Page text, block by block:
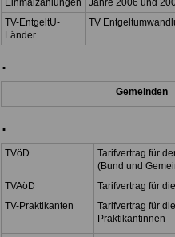
Einmalzahlungen
Jahre 2006 und
TV-EntgeltU-
Länder
TV
.
Gemeinden
.
TVöD
Tarifvertrag für
(Bund und
TVAöD
Tarifvertrag für
TV-Praktikanten
Tarifvertrag für
Praktikantinnen